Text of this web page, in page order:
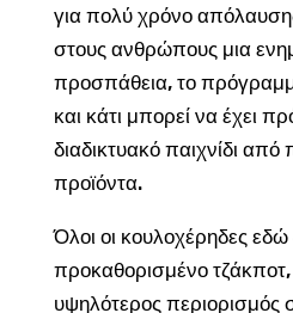
για πολύ χρόνο
στους ανθρώπους μια
προσπάθεια, το
και κάτι μπορεί να έχει
διαδικτυακό παιχνίδι
προϊόντα.
Όλοι οι κουλοχέρηδες εδώ
προκαθορισμένο τζάκποτ,
υψηλότερος περιορισμός